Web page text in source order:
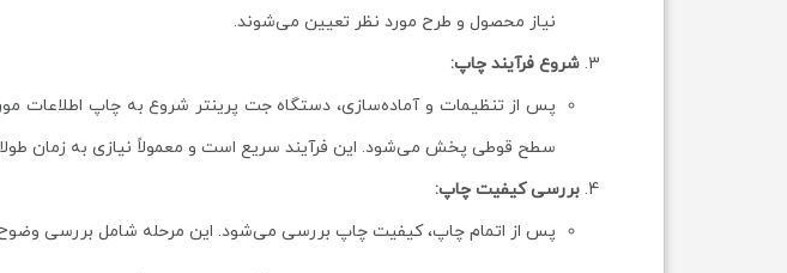
نیاز محصول و طرح مورد نظر تعیین می‌شوند.
شروع فرآیند چاپ:
پس از تنظیمات و آماده‌سازی، دستگاه جت پرینتر شروع به چاپ اطلاعات
سطح قوطی پخش می‌شود. این فرآیند سریع است و معمولاً نیازی به زمان
بررسی کیفیت چاپ:
پس از اتمام چاپ، کیفیت چاپ بررسی می‌شود. این مرحله شامل بررسی وضوح